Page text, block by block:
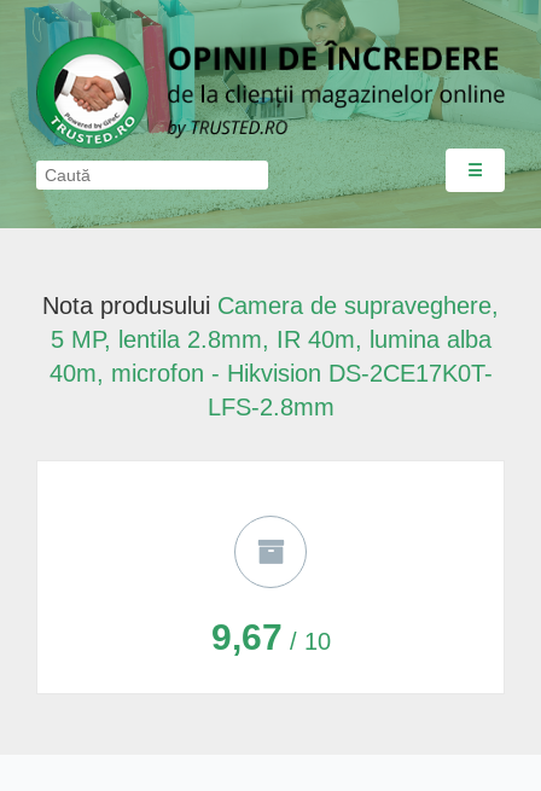
☰
Nota produsului Camera de supraveghere,
5 MP, lentila 2.8mm, IR 40m, lumina alba
40m, microfon - Hikvision DS-2CE17K0T-
LFS-2.8mm
9,67 / 10